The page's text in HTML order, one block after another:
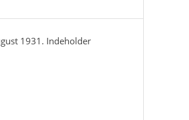
1931. Indeholder